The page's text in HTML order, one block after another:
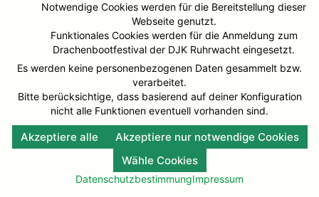
Die Bootsklasse mit 12 Personen wird am Sonntag, 02. September
2018 angeboten.
In der OPEN-Klasse in den beiden Rennklassen ist keine Frauen-
Quote vorgeschrieben.
© DJK-Ruhrwacht 2026 Impressum
Notwendige Cookies werden für die Bereitstellung dieser
Webseite genutzt.
Funktionales Cookies werden für die Anmeldung zum
Drachenbootfestival der DJK Ruhrwacht eingesetzt.
Es werden keine personenbezogenen Daten gesammelt bzw.
verarbeitet.
Bitte berücksichtige, dass basierend auf deiner Konfiguration
nicht alle Funktionen eventuell vorhanden sind.
Akzeptiere alle
Akzeptiere nur notwendige Cookies
Wähle Cookies
DatenschutzbestimmungImpressum